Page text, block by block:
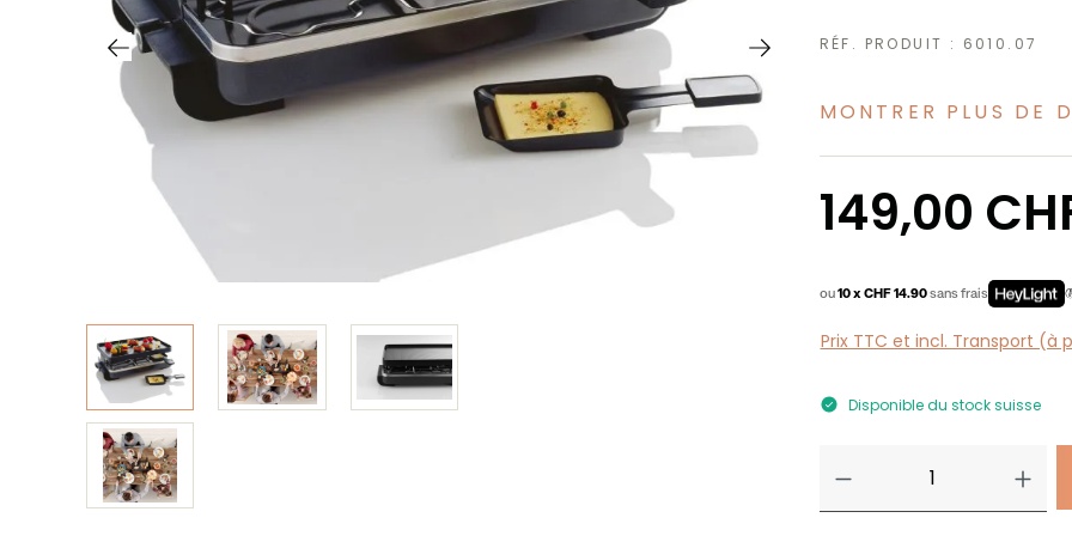
RÉF. PRODUIT : 6010.07
MONTRER PLUS DE
Prix régulier :
149,00
ou10 x CHF 14.90sans frais
Prix TTC et incl. Transport (à
Disponible du stock suisse
Quantité de